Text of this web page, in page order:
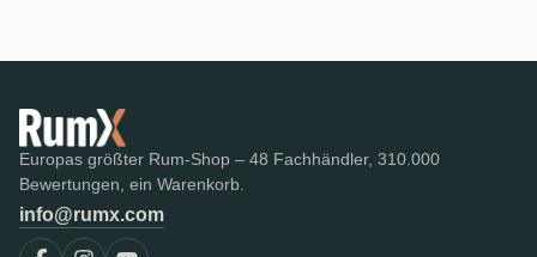
Europas größter Rum-Shop – 48 Fachhändler, 310.000
Bewertungen, ein Warenkorb.
info@rumx.com